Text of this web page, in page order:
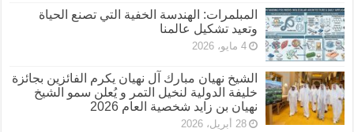
المبلمرات: الهندسة الخفية التي تصنع الحياة
وتعيد تشكيل عالمنا
4 مايو، 2026
الشيخ نهيان مبارك آل نهيان يكرم الفائزين بجائزة
خليفة الدولية لنخيل التمر و يُعلن سمو الشيخ
نهيان بن زايد شخصية العام 2026
28 أبريل، 2026